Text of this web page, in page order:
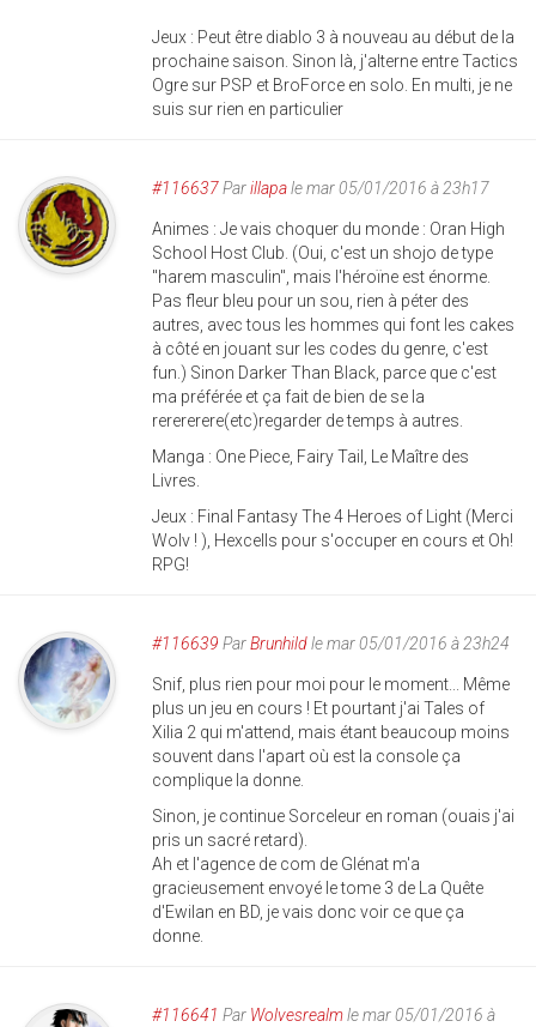
Jeux : Peut être diablo 3 à nouveau au début de la
prochaine saison. Sinon là, j'alterne entre Tactics
Ogre sur PSP et BroForce en solo. En multi, je ne
suis sur rien en particulier
#116637Parillapale mar 05/01/2016 à 23h17
Animes : Je vais choquer du monde : Oran High
School Host Club. (Oui, c'est un shojo de type
"harem masculin", mais l'héroïne est énorme.
Pas fleur bleu pour un sou, rien à péter des
autres, avec tous les hommes qui font les cakes
à côté en jouant sur les codes du genre, c'est
fun.) Sinon Darker Than Black, parce que c'est
ma préférée et ça fait de bien de se la
rerererere(etc)regarder de temps à autres.
Manga : One Piece, Fairy Tail, Le Maître des
Livres.
Jeux : Final Fantasy The 4 Heroes of Light (Merci
Wolv ! ), Hexcells pour s'occuper en cours et Oh!
RPG!
#116639 ParBrunhildle mar 05/01/2016 à 23h24
Snif, plus rien pour moi pour le moment... Même
plus un jeu en cours ! Et pourtant j'ai Tales of
Xilia 2 qui m'attend, mais étant beaucoup moins
souvent dans l'apart où est la console ça
complique la donne.
Sinon, je continue Sorceleur en roman (ouais j'ai
pris un sacré retard).
Ah et l'agence de com de Glénat m'a
gracieusement envoyé le tome 3 de La Quête
d'Ewilan en BD, je vais donc voir ce que ça
donne.
#116641 Par Wolvesrealmle mar 05/01/2016 à